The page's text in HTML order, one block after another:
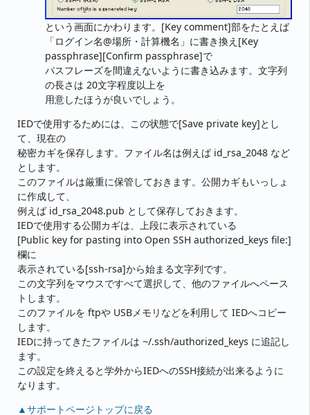
という画面にかわります。[Key comment]部をたとえば
「ログイン名@場所・計算機名」に書き換え[Key
passphrase][Confirm passphrase]で
パスフレーズを間違えないように書き込みます。文字列
の長さは 20文字程度以上を
用意したほうが良いでしょう。
IEDで使用するためには、この状態で[Save private key]とし
て、現在の
秘密カギを保存します。ファイル名は例えば id_rsa_2048 など
とします。
このファイルは厳重に保管しておきます。公開カギもいっしょ
に作成して、
例えば id_rsa_2048.pub として保存しておきます。
IEDで使用する公開カギは、上段に表示されている
[Public key for pasting into Open SSH authorized_keys file:]
欄に
表示されている[ssh-rsa]から始まる文字列です。
この文字列をマウスですべて選択して、他のファイルへペース
トします。
このファイルを ftpや USBメモリなどを利用して IEDへコピー
します。
IEDに持ってきたファイルは ~/.ssh/authorized_keys に追記し
ます。
この設定を終えると学外からIEDへのSSH接続が出来るように
なります。
▲サポートページトップに戻る